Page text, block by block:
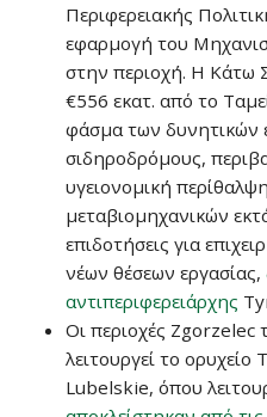
Περιφερειακής
εφαρμογή του
στην περιοχή. Η Κάτω
€556 εκατ. από το
φάσμα των δυνητικών
σιδηροδρόμους,
υγειονομική
μεταβιομηχανικών
επιδοτήσεις για
νέων θέσεων εργασίας,
αντιπεριφερειάρχης
Οι περιοχές Zgorzelec
λειτουργεί το ορυχείο
Lubelskie, όπου